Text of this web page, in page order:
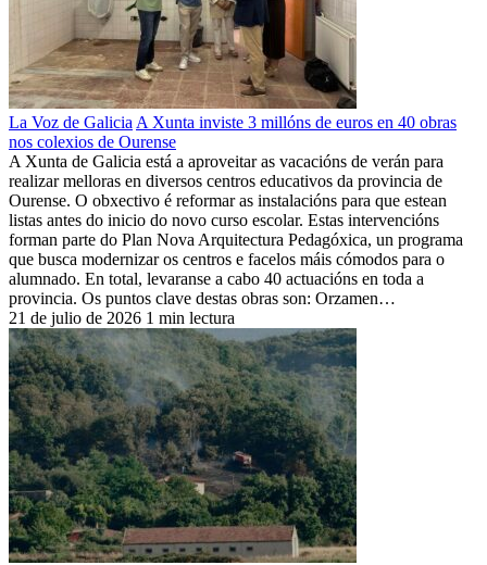
La Voz de Galicia A Xunta inviste 3 millóns de euros en 40 obras
nos colexios de Ourense
A Xunta de Galicia está a aproveitar as vacacións de verán para
realizar melloras en diversos centros educativos da provincia de
Ourense. O obxectivo é reformar as instalacións para que estean
listas antes do inicio do novo curso escolar. Estas intervencións
forman parte do Plan Nova Arquitectura Pedagóxica, un programa
que busca modernizar os centros e facelos máis cómodos para o
alumnado. En total, levaranse a cabo 40 actuacións en toda a
provincia. Os puntos clave destas obras son: Orzamen…
21 de julio de 2026 1 min lectura